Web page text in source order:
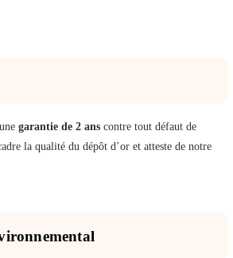
garantie de 2 ans contre tout défaut de
la qualité du dépôt d’or et atteste de notre